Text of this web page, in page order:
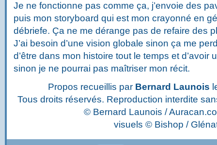
Je ne fonctionne pas comme ça, j’envoie des
puis mon storyboard qui est mon crayonné en
débriefe. Ça ne me dérange pas de refaire des
J’ai besoin d’une vision globale sinon ça me
d’être dans mon histoire tout le temps et d’avoir
sinon je ne pourrai pas maîtriser mon récit.
Propos recueillis par Bernard Launois
Tous droits réservés. Reproduction interdite
© Bernard Launois /
visuels © Bishop /